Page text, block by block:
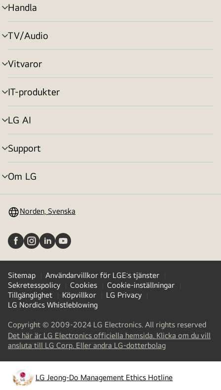
Handla
menyväxling
TV/Audio
menyväxling
Vitvaror
menyväxling
IT-produkter
menyväxling
LG AI
menyväxling
Support
menyväxling
Om LG
menyväxling
Norden, Svenska
Sitemap
Användarvillkor för LGE:s tjänster
Sekretesspolicy
Cookies
Cookie-inställningar
Tillgänglighet
Köpvillkor
LG Privacy
LG Nordics Whistleblowing
Copyright © 2009-2024 LG Electronics. All rights reserved
Det här är LG Electronics officiella hemsida. Klicka om du vill
ansluta till LG Corp. Eller andra LG-dotterbolag(
a
new
tab
LG Jeong-Do Management Ethics Hotline
opens